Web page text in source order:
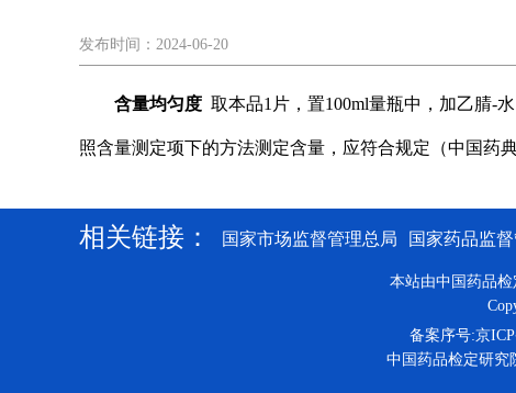
发布时间：2024-06-20
含量均匀度 取本品1片，置100ml量瓶中，加乙腈-
照含量测定项下的方法测定含量，应符合规定（中国药典
相关链接： 国家市场监督管理总局 国家药品监
本站由中国药品
备案序号:京
中国药品检定研究